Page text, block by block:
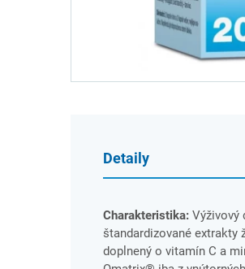
Detaily
Charakteristika: Výživový
štandardizované extrakty
doplnený o vitamín C a